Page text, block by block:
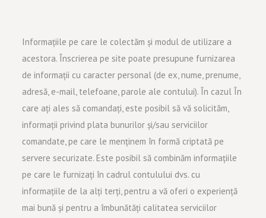
Informațiile pe care le colectăm și modul de utilizare a
acestora. Înscrierea pe site poate presupune furnizarea
de informații cu caracter personal (de ex, nume, prenume,
adresă, e-mail, telefoane, parole ale contului). În cazul În
care ați ales să comandați, este posibil să vă solicităm,
informații privind plata bunurilor și/sau serviciilor
comandate, pe care le menținem în formă criptată pe
servere securizate. Este posibil să combinăm informațiile
pe care le furnizați în cadrul contulului dvs. cu
informațiile de la alți terți, pentru a vă oferi o experiență
mai bună și pentru a îmbunătăți calitatea serviciilor